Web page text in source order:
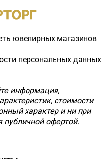
№25
ул.
ювелирных магазинов
персональных данных
информация,
стоимости
характер и ни при
публичной офертой.